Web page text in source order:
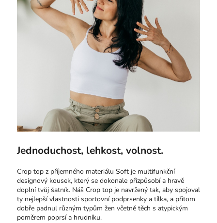
Jednoduchost, lehkost, volnost.
Crop top z příjemného materiálu Soft je multifunkční
designový kousek, který se dokonale přizpůsobí a hravě
doplní tvůj šatník. Náš Crop top je navržený tak, aby spojoval
ty nejlepší vlastnosti sportovní podprsenky a tílka, a přitom
dobře padnul různým typům žen včetně těch s atypickým
poměrem poprsí a hrudníku.